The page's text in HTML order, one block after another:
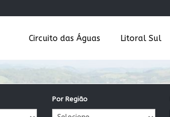
Litoral Sul
Circuito das Águas
Por Região